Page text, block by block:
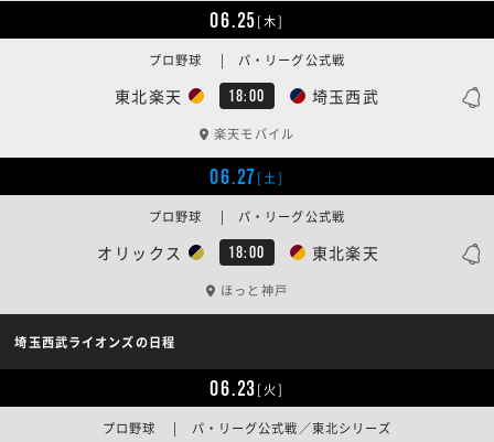
06.25[木]
東北楽天 18:00 埼玉西武
プロ野球 | パ・リーグ公式戦
楽天モバイル
06.27[土]
オリックス 18:00 東北楽天
プロ野球 | パ・リーグ公式戦
ほっと神戸
埼玉西武ライオンズの日程
06.23[火]
プロ野球 | パ・リーグ公式戦／東北シリーズ